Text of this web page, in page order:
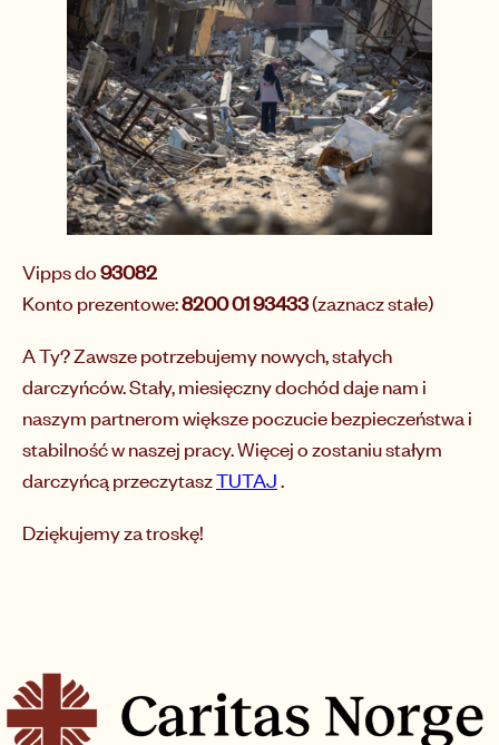
Vipps do93082
Konto prezentowe:8200 01 93433(zaznacz stałe)
A Ty? Zawsze potrzebujemy nowych, stałych
darczyńców. Stały, miesięczny dochód daje nam i
naszym partnerom większe poczucie bezpieczeństwa i
stabilność w naszej pracy. Więcej o zostaniu stałym
darczyńcą przeczytaszTUTAJ.
Dziękujemy za troskę!